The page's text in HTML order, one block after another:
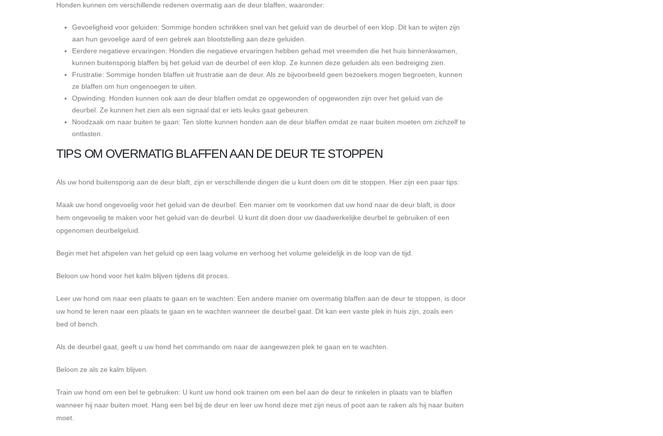
Honden kunnen om verschillende redenen overmatig aan de deur blaffen, waaronder:
Gevoeligheid voor geluiden: Sommige honden schrikken snel van het geluid van de deurbel of een klop. Dit kan te wijten zijn
aan hun gevoelige aard of een gebrek aan blootstelling aan deze geluiden.
Eerdere negatieve ervaringen: Honden die negatieve ervaringen hebben gehad met vreemden die het huis binnenkwamen,
kunnen buitensporig blaffen bij het geluid van de deurbel of een klop. Ze kunnen deze geluiden als een bedreiging zien.
Frustratie: Sommige honden blaffen uit frustratie aan de deur. Als ze bijvoorbeeld geen bezoekers mogen begroeten, kunnen
ze blaffen om hun ongenoegen te uiten.
Opwinding: Honden kunnen ook aan de deur blaffen omdat ze opgewonden of opgewonden zijn over het geluid van de
deurbel. Ze kunnen het zien als een signaal dat er iets leuks gaat gebeuren.
Noodzaak om naar buiten te gaan: Ten slotte kunnen honden aan de deur blaffen omdat ze naar buiten moeten om zichzelf te
ontlasten.
TIPS OM OVERMATIG BLAFFEN AAN DE DEUR TE STOPPEN
Als uw hond buitensporig aan de deur blaft, zijn er verschillende dingen die u kunt doen om dit te stoppen. Hier zijn een paar tips:
Maak uw hond ongevoelig voor het geluid van de deurbel: Een manier om te voorkomen dat uw hond naar de deur blaft, is door
hem ongevoelig te maken voor het geluid van de deurbel. U kunt dit doen door uw daadwerkelijke deurbel te gebruiken of een
opgenomen deurbelgeluid.
Begin met het afspelen van het geluid op een laag volume en verhoog het volume geleidelijk in de loop van de tijd.
Beloon uw hond voor het kalm blijven tijdens dit proces.
Leer uw hond om naar een plaats te gaan en te wachten: Een andere manier om overmatig blaffen aan de deur te stoppen, is door
uw hond te leren naar een plaats te gaan en te wachten wanneer de deurbel gaat. Dit kan een vaste plek in huis zijn, zoals een
bed of bench.
Als de deurbel gaat, geeft u uw hond het commando om naar de aangewezen plek te gaan en te wachten.
Beloon ze als ze kalm blijven.
Train uw hond om een ​​bel te gebruiken: U kunt uw hond ook trainen om een ​​bel aan de deur te rinkelen in plaats van te blaffen
wanneer hij naar buiten moet. Hang een bel bij de deur en leer uw hond deze met zijn neus of poot aan te raken als hij naar buiten
moet.